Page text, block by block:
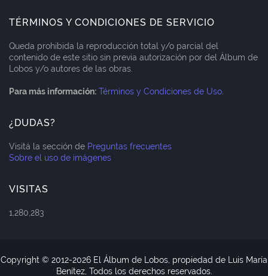
TÉRMINOS Y CONDICIONES DE SERVICIO
Queda prohibida la reproducción total y/o parcial del
contenido de este sitio sin previa autorización por del Álbum de
Lobos y/o autores de las obras.
Para más información: Términos y Condiciones de Uso
¿DUDAS?
Visitá la sección de Preguntas frecuentes
Sobre el uso de imágenes
VISITAS
1,280,283
Copyright © 2012-2026 El Álbum de Lobos, propiedad de Luis María
Benítez, Todos los derechos reservados.